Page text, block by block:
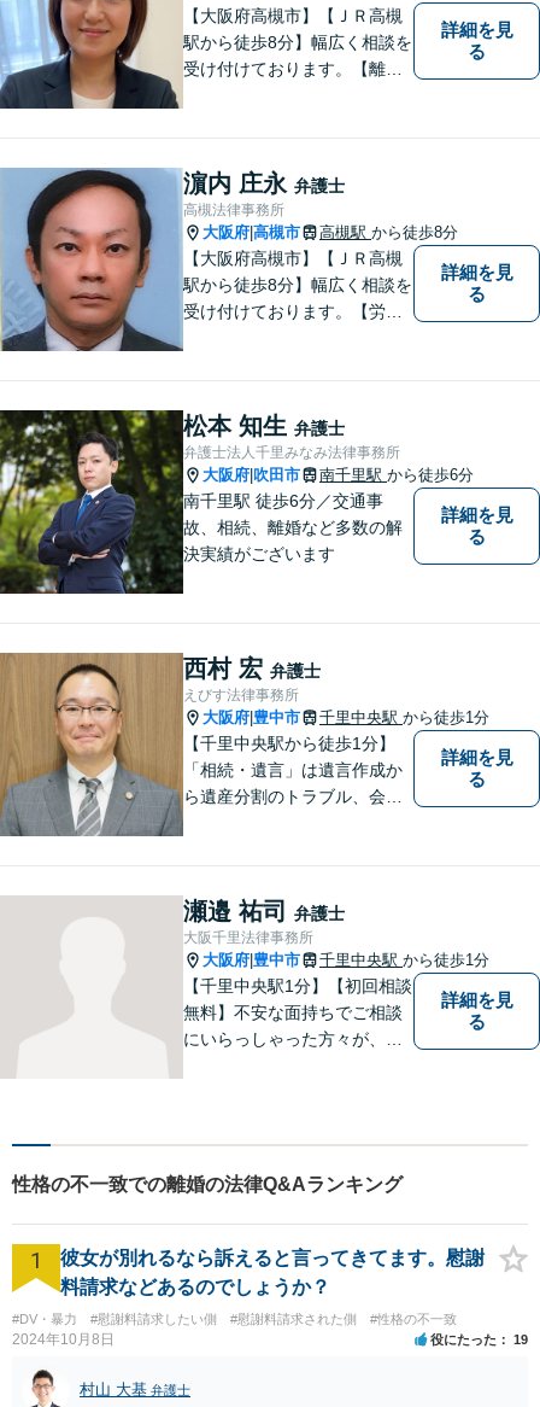
【大阪府高槻市】【ＪＲ高槻
駅から徒歩8分】幅広く相談を
受け付けております。【離
ど将来の不安の予防まで。
詳細を見
る
濵内 庄永 弁護士
高槻法律事務所
大阪府 高槻市 高槻駅 から徒歩8分
【大阪府高槻市】【ＪＲ高槻
駅から徒歩8分】幅広く相談を
受け付けております。【労働
【成年後見】など将来の不安
の予防まで。
詳細を見
る
松本 知生 弁護士
弁護士法人千里みなみ法律事務所
大阪府 吹田市 南千里駅 から徒歩6分
南千里駅 徒歩6分／交通事
故、相続、離婚など多数の解
決実績がございます
詳細を見
る
西村 宏 弁護士
えびす法律事務所
大阪府 豊中市 千里中央駅 から徒歩1分
【千里中央駅から徒歩1分】
「相続・遺言」は遺言作成か
ら遺産分割のトラブル、会社
【初回相談30分無料】
詳細を見
る
瀬邉 祐司 弁護士
大阪千里法律事務所
大阪府 豊中市 千里中央駅 から徒歩1分
【千里中央駅1分】【初回相談
無料】不安な面持ちでご相談
にいらっしゃった方々が、少
善の法的手段を選択し、終局
的解決に至るよう全力でサポ
ートいたします。
詳細を見
る
性格の不一致での離婚の法律Q&Aランキング
1
彼女が別れるなら訴えると言ってきてます。慰謝
料請求などあるのでしょうか？
#DV・暴力 #慰謝料請求したい側 #慰謝料請求された側 #性格の不一致
2024年10月8日 役にたった 19
村山 大基 弁護士